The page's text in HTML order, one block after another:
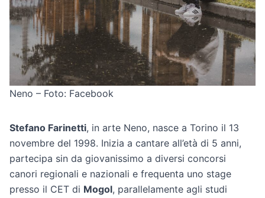
Neno – Foto: Facebook
Stefano Farinetti, in arte Neno, nasce a Torino il 13
novembre del 1998. Inizia a cantare all’età di 5 anni,
partecipa sin da giovanissimo a diversi concorsi
canori regionali e nazionali e frequenta uno stage
presso il CET di Mogol, parallelamente agli studi